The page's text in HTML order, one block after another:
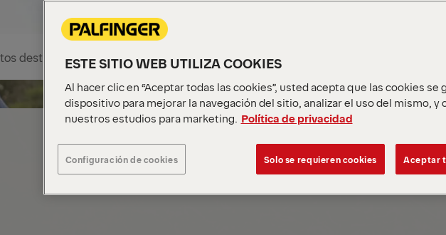
destacados Segmentos
ESTE SITIO WEB UTILIZA COOKIES
Al hacer clic en “Aceptar todas las cookies”, usted acepta que las cookies se
dispositivo para mejorar la navegación del sitio, analizar el uso del mismo, y
nuestros estudios para marketing. Política de privacidad
Configuración de cookies Solo se requieren cookies Aceptar